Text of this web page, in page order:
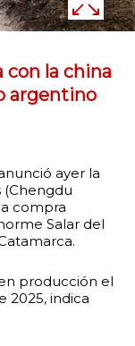
con la china
argentino
ayer la
compra
Salar del
producción el
2025, indica